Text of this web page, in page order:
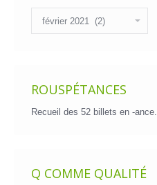
des
billets
ROUSPÉTANCES
Recueil des 52 billets en -ance.
Q COMME QUALITÉ